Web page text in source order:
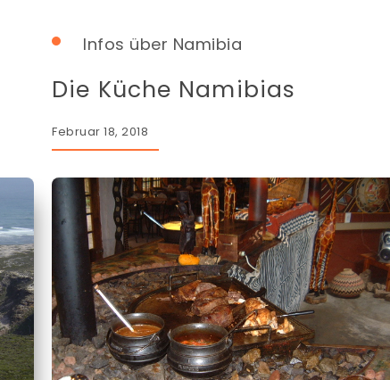
Infos über Namibia
Die Küche Namibias
Februar 18, 2018